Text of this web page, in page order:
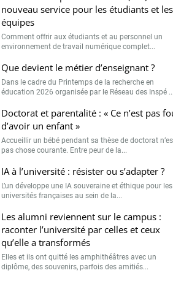
L’un développe une IA souveraine et éthique pour les
universités françaises au sein de la...
Les alumni reviennent sur le campus :
raconter l’université par celles et ceux
qu’elle a transformés
Elles et ils ont quitté les amphithéâtres avec un
diplôme, des souvenirs, parfois des amitiés...